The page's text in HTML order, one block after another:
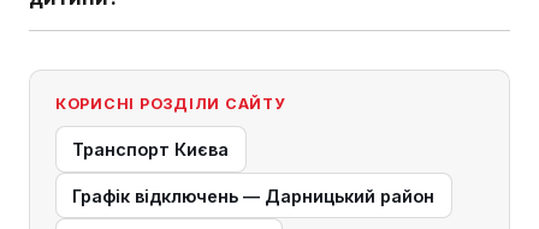
КОРИСНІ РОЗДІЛИ САЙТУ
Транспорт Києва
Графік відключень — Дарницький район